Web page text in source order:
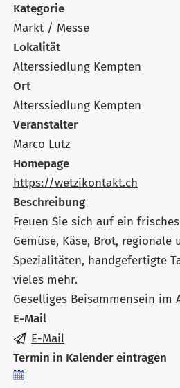
Kategorie
Markt / Messe
Lokalität
Alterssiedlung Kempten
Ort
Alterssiedlung Kempten
Veranstalter
Marco Lutz
Homepage
https://wetzikontakt.ch
Beschreibung
Freuen Sie sich auf ein
Gemüse, Käse, Brot,
Spezialitäten, handgefertigte
vieles mehr.
Geselliges Beisammensein im
E-Mail
E-Mail
Termin in Kalender eintragen